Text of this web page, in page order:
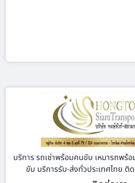
บริการ รถเช่าพร้อมคนขับ เหมารถพร้
ขับ บริการรับ-ส่งทั่วประเทศไทย ติ